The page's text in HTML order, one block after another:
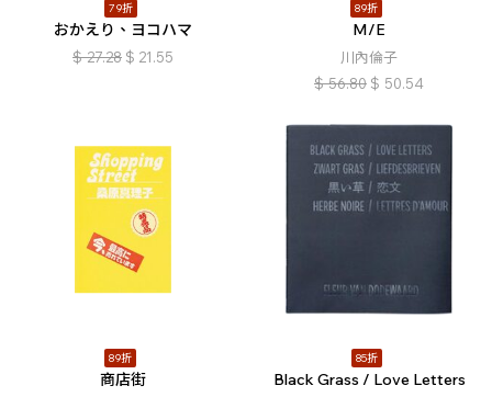
79折
おかえり、ヨコハマ
$ 27.28 $ 21.55
89折
M/E
川內倫子
$ 56.80 $ 50.54
89折
商店街
85折
Black Grass / Love Letters